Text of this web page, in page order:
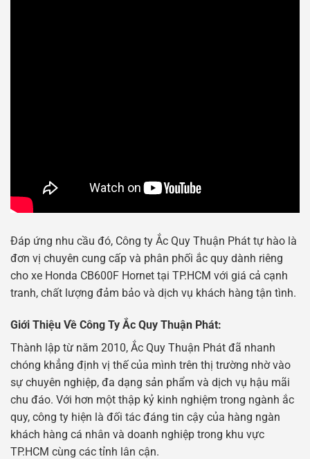
Đáp ứng nhu cầu đó, Công ty Ắc Quy Thuận Phát tự hào là
đơn vị chuyên cung cấp và phân phối ắc quy dành riêng
cho xe Honda CB600F Hornet tại TP.HCM với giá cả cạnh
tranh, chất lượng đảm bảo và dịch vụ khách hàng tận tình.
Giới Thiệu Về Công Ty Ắc Quy Thuận Phát:
Thành lập từ năm 2010, Ắc Quy Thuận Phát đã nhanh
chóng khẳng định vị thế của mình trên thị trường nhờ vào
sự chuyên nghiệp, đa dạng sản phẩm và dịch vụ hậu mãi
chu đáo. Với hơn một thập kỷ kinh nghiệm trong ngành ắc
quy, công ty hiện là đối tác đáng tin cậy của hàng ngàn
khách hàng cá nhân và doanh nghiệp trong khu vực
TP.HCM cùng các tỉnh lân cận.